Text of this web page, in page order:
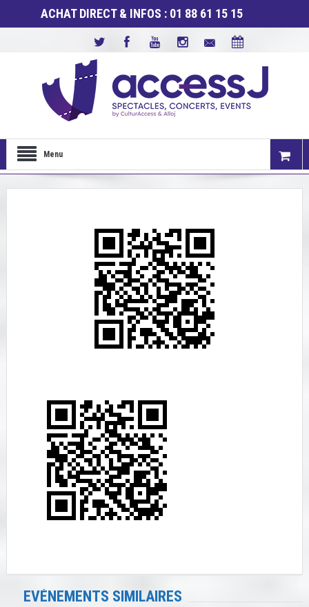
ACHAT DIRECT & INFOS : 01 88 61 15 15
Menu
EVÉNEMENTS SIMILAIRES